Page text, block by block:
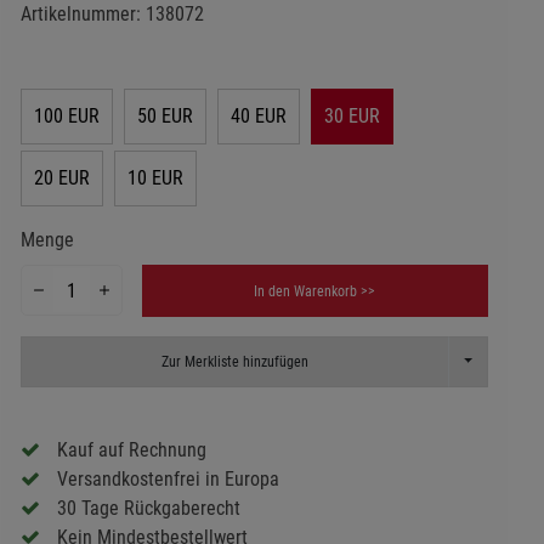
Artikelnummer: 138072
100 EUR 50 EUR 40 EUR 30 EUR
20 EUR 10 EUR
Menge
In den Warenkorb >>
Zur Merkliste hinzufügen Toggle
Kauf auf Rechnung
Versandkostenfrei in Europa
30 Tage Rückgaberecht
Kein Mindestbestellwert